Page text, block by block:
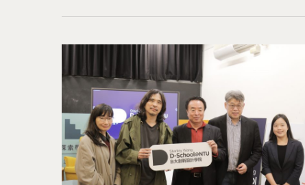
按下Enter開始搜尋，或Esc關閉跳窗